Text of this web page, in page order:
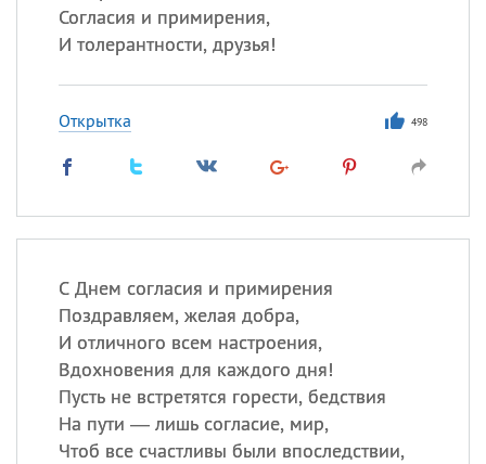
Согласия и примирения,
И толерантности, друзья!
Открытка 498
С Днем согласия и примирения
Поздравляем, желая добра,
И отличного всем настроения,
Вдохновения для каждого дня!
Пусть не встретятся горести, бедствия
На пути — лишь согласие, мир,
Чтоб все счастливы были впоследствии,